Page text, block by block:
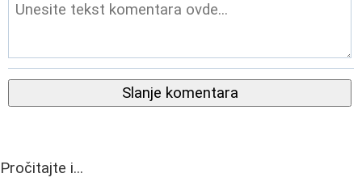
Slanje komentara
Pročitajte i...